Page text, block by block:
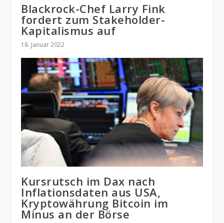
Blackrock-Chef Larry Fink
fordert zum Stakeholder-
Kapitalismus auf
18. Januar 2022
Kursrutsch im Dax nach
Inflationsdaten aus USA,
Kryptowährung Bitcoin im
Minus an der Börse